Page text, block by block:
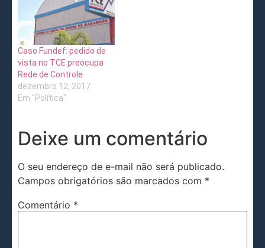
Caso Fundef: pedido de
vista no TCE preocupa
Rede de Controle
dezembro 12, 2017
Em "Política"
Deixe um comentário
O seu endereço de e-mail não será publicado.
Campos obrigatórios são marcados com *
Comentário *